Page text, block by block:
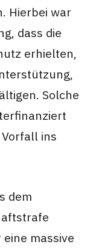
Hierbei war
dass die
erhielten,
Solche
ins
dem
massive